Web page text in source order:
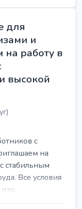
для
и
работу в
высокой
с
на
стабильным
Все условия